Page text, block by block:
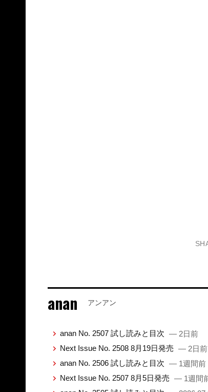
anan アンアン
anan No. 2507 試し読みと目次 — 2日前
Next Issue No. 2508 8月19日発売 — 2日前
anan No. 2506 試し読みと目次 — 1週間前
Next Issue No. 2507 8月5日発売 — 1週間